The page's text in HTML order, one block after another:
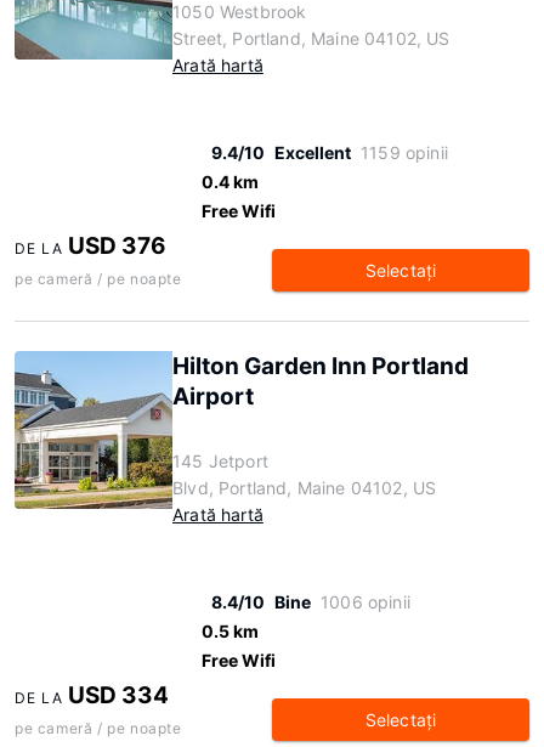
1050 Westbrook
Street, Portland, Maine 04102, US
Arată hartă
9.4/10 Excellent 1159 opinii
0.4 km
Free Wifi
DE LA USD 376
pe cameră / pe noapte Selectaţi
Hilton Garden Inn Portland
Airport
145 Jetport
Blvd, Portland, Maine 04102, US
Arată hartă
8.4/10 Bine 1006 opinii
0.5 km
Free Wifi
DE LA USD 334
pe cameră / pe noapte Selectaţi